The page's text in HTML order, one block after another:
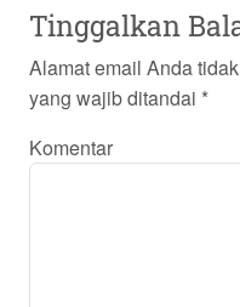
Tinggalkan
Alamat email Anda
yang wajib ditandai *
Komentar